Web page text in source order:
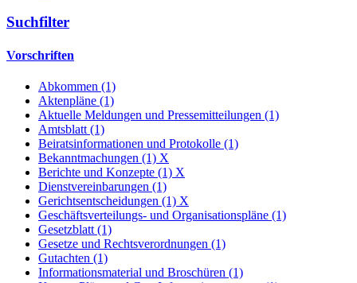
Suchfilter
Vorschriften
Abkommen (1)
Aktenpläne (1)
Aktuelle Meldungen und Pressemitteilungen (1)
Amtsblatt (1)
Beiratsinformationen und Protokolle (1)
Bekanntmachungen (1) X
Berichte und Konzepte (1) X
Dienstvereinbarungen (1)
Gerichtsentscheidungen (1) X
Geschäftsverteilungs- und Organisationspläne (1)
Gesetzblatt (1)
Gesetze und Rechtsverordnungen (1)
Gutachten (1)
Informationsmaterial und Broschüren (1)